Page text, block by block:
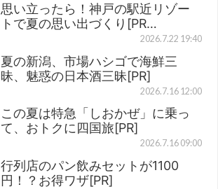
思い立ったら！神戸の駅近リゾー
トで夏の思い出づくり[PR…
2026.7.22 19:40
夏の新潟、市場ハシゴで海鮮三
昧、魅惑の日本酒三昧[PR]
2026.7.16 12:00
この夏は特急「しおかぜ」に乗っ
て、おトクに四国旅[PR]
2026.7.16 09:00
行列店のパン飲みセットが1100
円！？お得ワザ[PR]